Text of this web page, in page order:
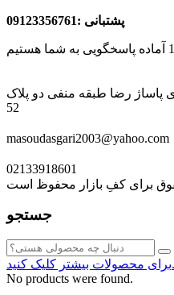
پشتبانی :09123356761
پاساژ رضا طبقه منفی دو پلاک
52
masoudasgari2003@yahoo.com
02133918601
جستجو
برای محصولات بیشتر کلیک کنید.
No products were found.